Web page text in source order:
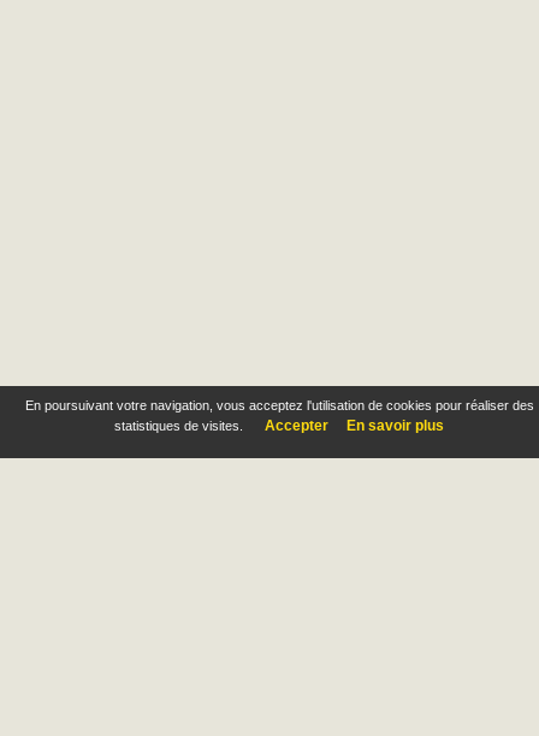
En poursuivant votre navigation, vous acceptez l'utilisation de cookies pour réaliser des
statistiques de visites.
Accepter En savoir plus